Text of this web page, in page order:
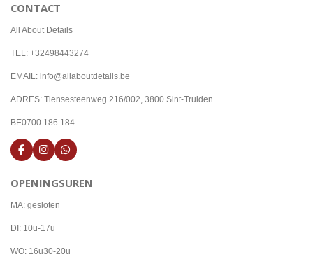
CONTACT
All About Details
TEL: +32498443274
EMAIL: info@allaboutdetails.be
ADRES: Tiensesteenweg 216/002, 3800 Sint-Truiden
BE0700.186.184
F
a
e
o
I
n
t
g
m
W
h
t
OPENINGSUREN
MA: gesloten
DI: 10u-17u
WO: 16u30-20u